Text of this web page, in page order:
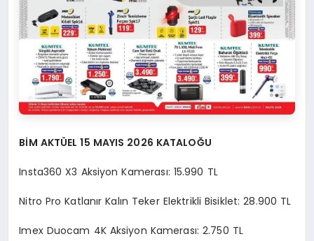
BİM AKTÜEL 15 MAYIS 2026 KATALOĞU
Insta360 X3 Aksiyon Kamerası: 15.990 TL
Nitro Pro Katlanır Kalın Teker Elektrikli Bisiklet: 28.900 TL
Imex Duocam 4K Aksiyon Kamerası: 2.750 TL